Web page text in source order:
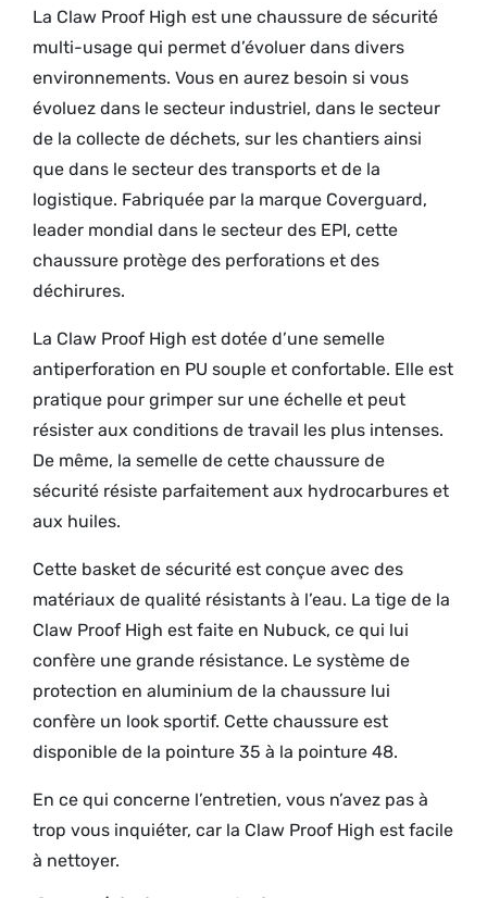
La Claw Proof High est une chaussure de sécurité
multi-usage qui permet d’évoluer dans divers
environnements. Vous en aurez besoin si vous
évoluez dans le secteur industriel, dans le secteur
de la collecte de déchets, sur les chantiers ainsi
que dans le secteur des transports et de la
logistique. Fabriquée par la marque Coverguard,
leader mondial dans le secteur des EPI, cette
chaussure protège des perforations et des
déchirures.
La Claw Proof High est dotée d’une semelle
antiperforation en PU souple et confortable. Elle est
pratique pour grimper sur une échelle et peut
résister aux conditions de travail les plus intenses.
De même, la semelle de cette chaussure de
sécurité résiste parfaitement aux hydrocarbures et
aux huiles.
Cette basket de sécurité est conçue avec des
matériaux de qualité résistants à l’eau. La tige de la
Claw Proof High est faite en Nubuck, ce qui lui
confère une grande résistance. Le système de
protection en aluminium de la chaussure lui
confère un look sportif. Cette chaussure est
disponible de la pointure 35 à la pointure 48.
En ce qui concerne l’entretien, vous n’avez pas à
trop vous inquiéter, car la Claw Proof High est facile
à nettoyer.